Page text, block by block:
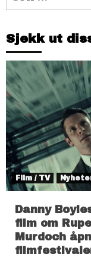
etter:
Sjekk ut
Film / TV
Danny
film om
Murdoch